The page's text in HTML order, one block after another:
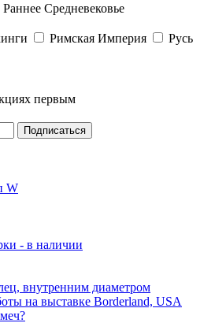
Раннее Средневековье
Римская Империя
Русь
первым
W
- в наличии
внутренним диаметром
на выставке Borderland, USA